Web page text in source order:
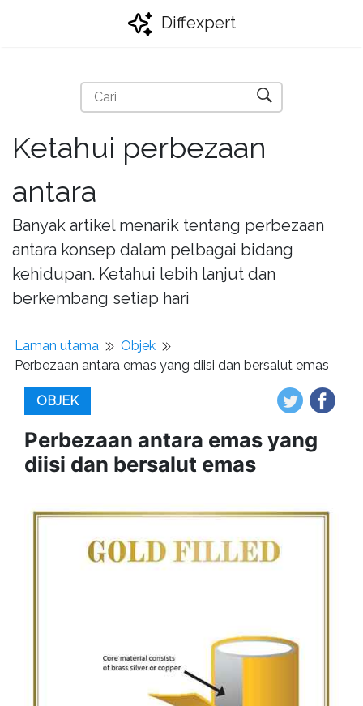
Diffexpert
Ketahui perbezaan
antara
Banyak artikel menarik tentang perbezaan
antara konsep dalam pelbagai bidang
kehidupan. Ketahui lebih lanjut dan
berkembang setiap hari
Laman utama
Objek
Perbezaan antara emas yang diisi dan bersalut emas
OBJEK
Perbezaan antara emas yang
diisi dan bersalut emas